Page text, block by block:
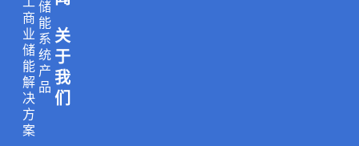
商
业
储
能
解
决
方
案
储
能
系
统
产
品
关
于
我
们